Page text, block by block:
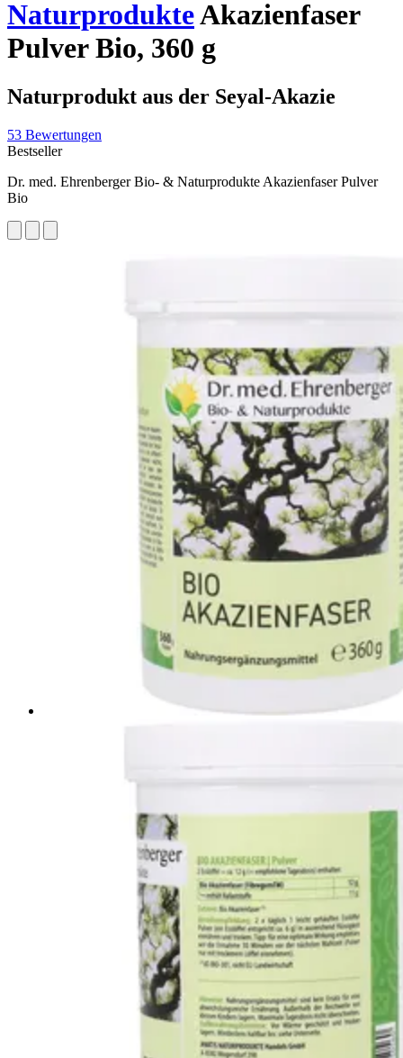
NaturprodukteAkazienfaser
Pulver Bio, 360 g
Naturprodukt aus der Seyal-Akazie
53 Bewertungen
Bestseller
Dr. med. Ehrenberger Bio- & Naturprodukte Akazienfaser Pulver
Bio